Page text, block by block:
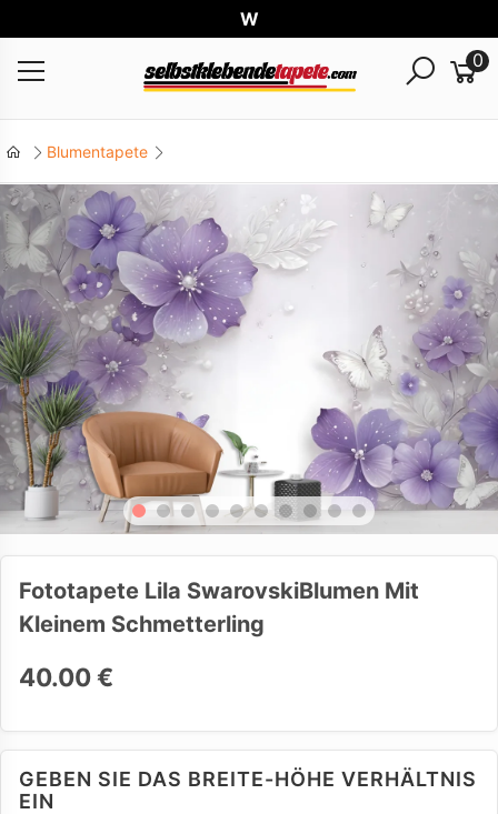
Welt
0
Blumentapete
Fototapete Lila SwarovskiBlumen Mit
Kleinem Schmetterling
40.00 €
GEBEN SIE DAS BREITE-HÖHE VERHÄLTNIS
EIN